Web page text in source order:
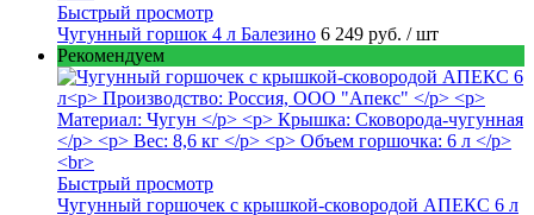
Быстрый просмотр
Чугунный горшок 4 л Балезино 6 249 руб. / шт
Рекомендуем
Быстрый просмотр
Чугунный горшочек с крышкой-сковородой АПЕКС 6 л